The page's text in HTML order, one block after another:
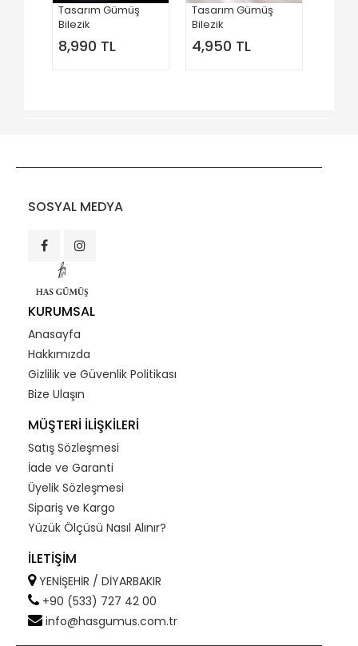
Tasarım Gümüş
Bilezik
8,990 TL
Tasarım Gümüş
Bilezik
4,950 TL
SOSYAL MEDYA
KURUMSAL
Anasayfa
Hakkımızda
Gizlilik ve Güvenlik Politikası
Bize Ulaşın
MÜŞTERİ İLİŞKİLERİ
Satış Sözleşmesi
İade ve Garanti
Üyelik Sözleşmesi
Sipariş ve Kargo
Yüzük Ölçüsü Nasıl Alınır?
İLETİŞİM
YENİŞEHİR / DİYARBAKIR
+90 (533) 727 42 00
info@hasgumus.com.tr